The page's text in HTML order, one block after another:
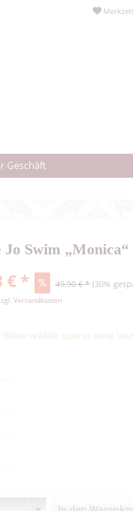
Geschäft
Swim „Monica“
€ * 49,90 € * (30%
Versandkosten